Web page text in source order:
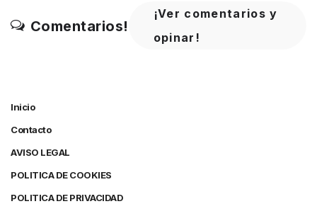
Comentarios!
¡Ver comentarios y
opinar!
Inicio
Contacto
AVISO LEGAL
POLITICA DE COOKIES
POLITICA DE PRIVACIDAD